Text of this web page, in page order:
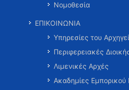
Νομοθεσία
ΕΠΙΚΟΙΝΩΝΙΑ
Υπηρεσίες του
Περιφερειακές
Λιμενικές Αρχές
Ακαδημίες Εμπορικού